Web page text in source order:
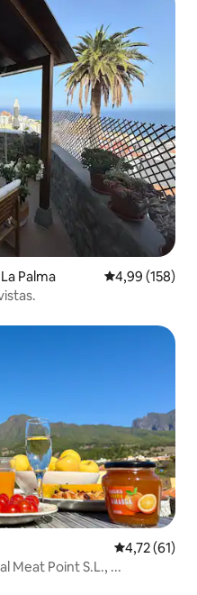
hóspedes
Palma 4,99 de uma
4,99 (158)
4,72 de uma
4,72 (61)
Meat Point S.L., ...